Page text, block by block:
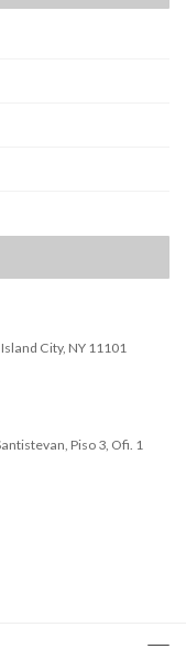
City, NY 11101
Piso 3, Ofi. 1